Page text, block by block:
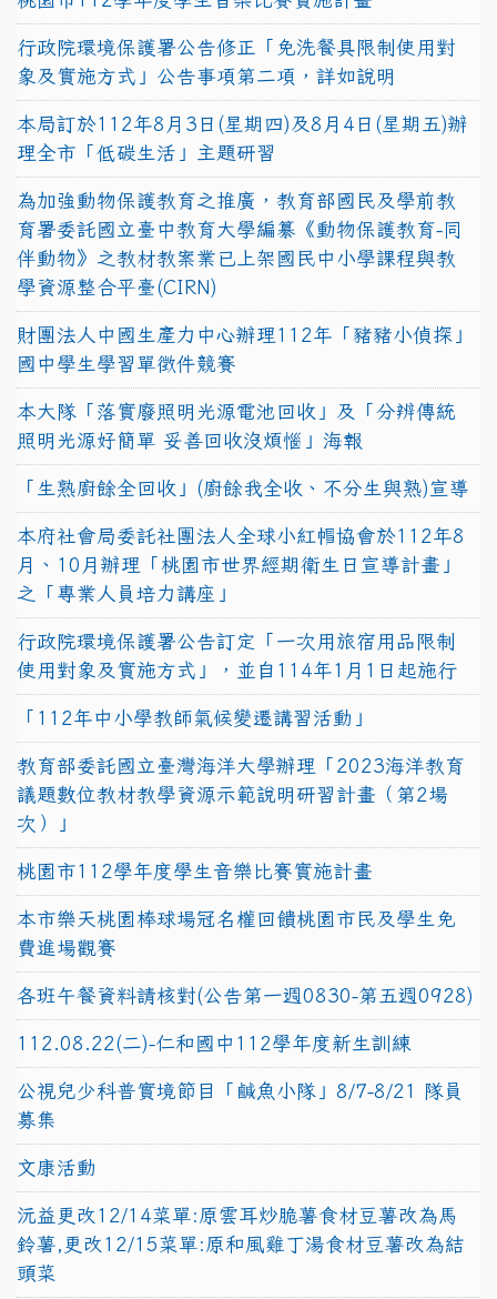
行政院環境保護署公告修正「免洗餐具限制使用對
象及實施方式」公告事項第二項，詳如說明
本局訂於112年8月3日(星期四)及8月4日(星期五)辦
理全市「低碳生活」主題研習
為加強動物保護教育之推廣，教育部國民及學前教
育署委託國立臺中教育大學編纂《動物保護教育-同
伴動物》之教材教案業已上架國民中小學課程與教
學資源整合平臺(CIRN)
財團法人中國生產力中心辦理112年「豬豬小偵探」
國中學生學習單徵件競賽
本大隊「落實廢照明光源電池回收」及「分辨傳統
照明光源好簡單 妥善回收沒煩惱」海報
「生熟廚餘全回收」(廚餘我全收、不分生與熟)宣導
本府社會局委託社團法人全球小紅帽協會於112年8
月、10月辦理「桃園市世界經期衛生日宣導計畫」
之「專業人員培力講座」
行政院環境保護署公告訂定「一次用旅宿用品限制
使用對象及實施方式」，並自114年1月1日起施行
「112年中小學教師氣候變遷講習活動」
教育部委託國立臺灣海洋大學辦理「2023海洋教育
議題數位教材教學資源示範說明研習計畫（第2場
次）」
桃園市112學年度學生音樂比賽實施計畫
本市樂天桃園棒球場冠名權回饋桃園市民及學生免
費進場觀賽
各班午餐資料請核對(公告第一週0830-第五週0928)
112.08.22(二)-仁和國中112學年度新生訓練
公視兒少科普實境節目「鹹魚小隊」8/7-8/21 隊員
募集
文康活動
沅益更改12/14菜單:原雲耳炒脆薯食材豆薯改為馬
鈴薯,更改12/15菜單:原和風雞丁湯食材豆薯改為結
頭菜